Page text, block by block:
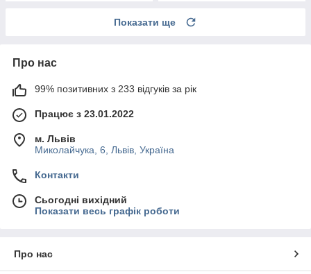
Показати ще
Про нас
99% позитивних з 233 відгуків за рік
Працює з 23.01.2022
м. Львів
Миколайчука, 6, Львів, Україна
Контакти
Сьогодні вихідний
Показати весь графік роботи
Про нас